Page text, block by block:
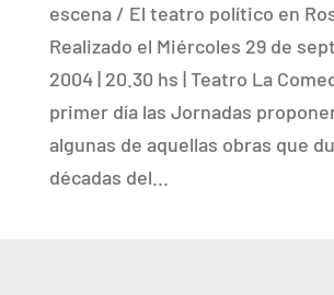
escena / El teatro político en
Realizado el Miércoles 29 de
2004 | 20.30 hs | Teatro La
primer día las Jornadas
algunas de aquellas obras que
décadas del...